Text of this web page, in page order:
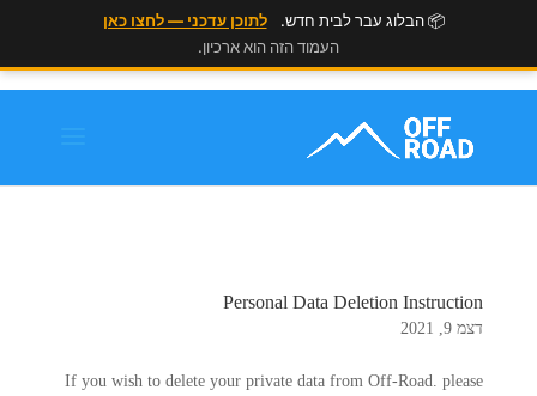
📦 הבלוג עבר לבית חדש.
לתוכן עדכני — לחצו כאן
העמוד הזה הוא ארכיון.
Personal Data Deletion Instruction
דצמ 9, 2021
If you wish to delete your private data from Off-Road. please